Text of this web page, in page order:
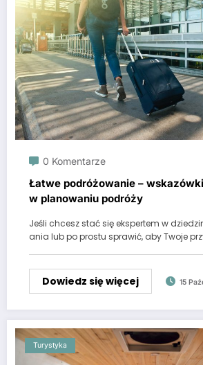
0 Komentarze
Łatwe podróżowanie –
w planowaniu podróży
Jeśli chcesz stać się ekspertem w
ania lub po prostu sprawić, aby Twoje
Dowiedz się więcej 15
Turystyka